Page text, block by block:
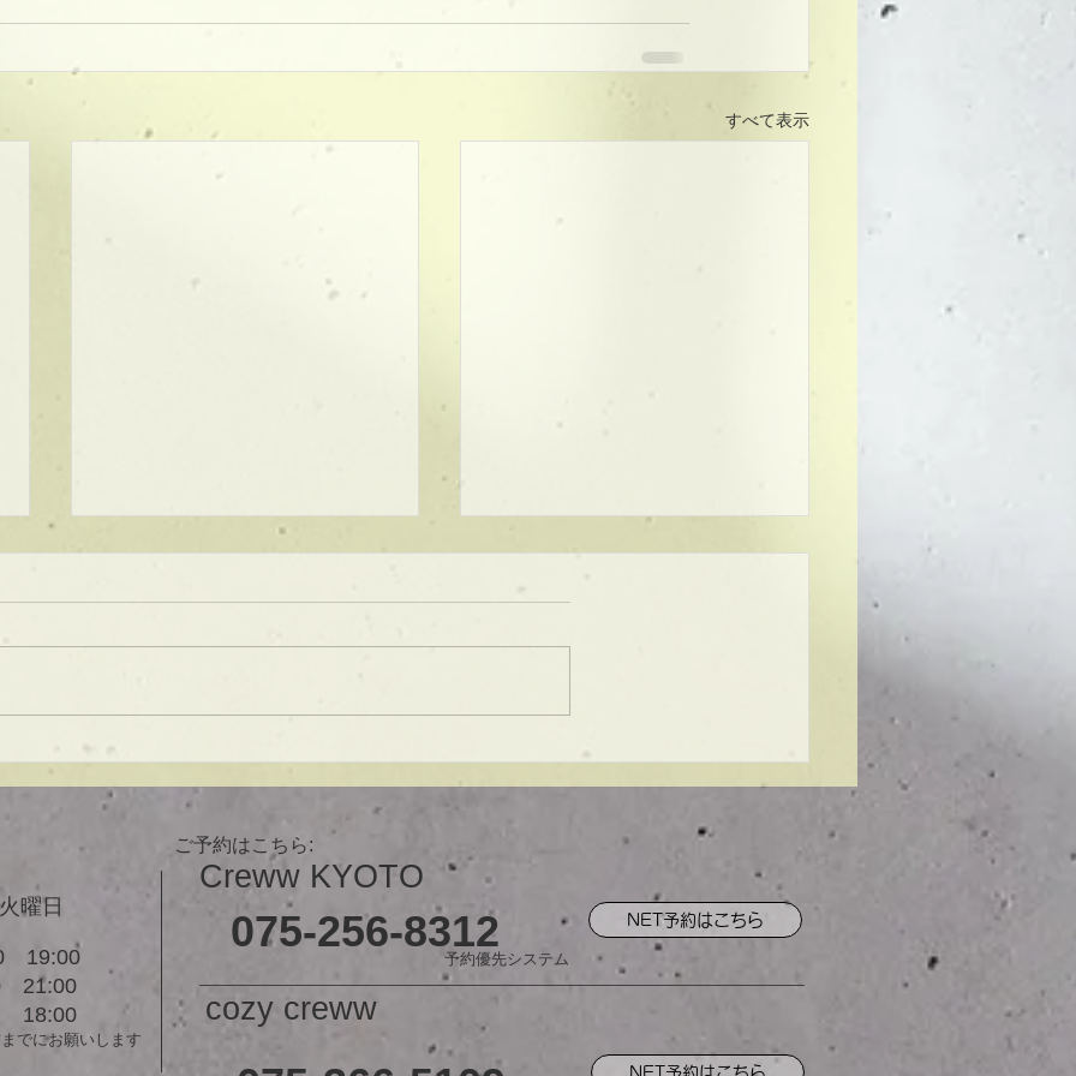
すべて表示
★ラインボブ【ぱつっとボ
で貴方だけのまとまるボブを提供
較的ご予約に空きがあります。
メニューが決まらない方はご相談
クーポンをご活用下さいませ。...
【シンプル】メンズマッシ
ュ！
ご予約はこちら:
曜日
19:00
21:00
18:00
でにお願いします
予約優先システム
Creww KYOTO
075-256-8312 NET予約はこちら
cozy creww